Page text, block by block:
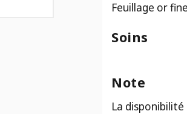
Feuillage or
Soins
Note
La